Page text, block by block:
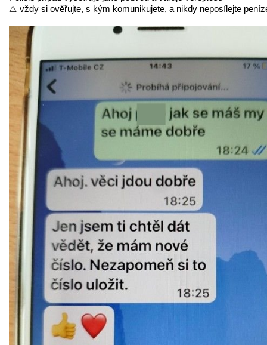
⚠️ vždy si ověřujte, s kým komunikujete, a nikdy neposílejte